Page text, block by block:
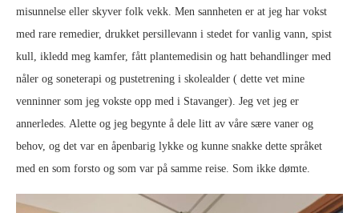
misunnelse eller skyver folk vekk. Men sannheten er at jeg har vokst
med rare remedier, drukket persillevann i stedet for vanlig vann, spist
kull, ikledd meg kamfer, fått plantemedisin og hatt behandlinger med
nåler og soneterapi og pustetrening i skolealder ( dette vet mine
venninner som jeg vokste opp med i Stavanger). Jeg vet jeg er
annerledes. Alette og jeg begynte å dele litt av våre sære vaner og
behov, og det var en åpenbarig lykke og kunne snakke dette språket
med en som forsto og som var på samme reise. Som ikke dømte.